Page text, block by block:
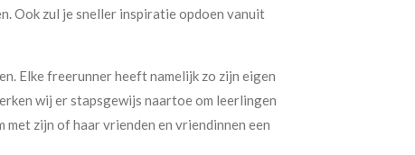
Ook zul je sneller inspiratie opdoen vanuit
Elke freerunner heeft namelijk zo zijn eigen
wij er stapsgewijs naartoe om leerlingen
zijn of haar vrienden en vriendinnen een